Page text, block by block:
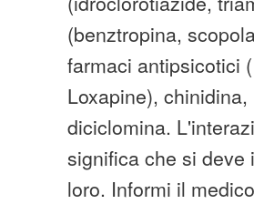
(benztropina,
farmaci antipsicotici
Loxapine),
diciclomina.
significa che si deve
loro. Informi il